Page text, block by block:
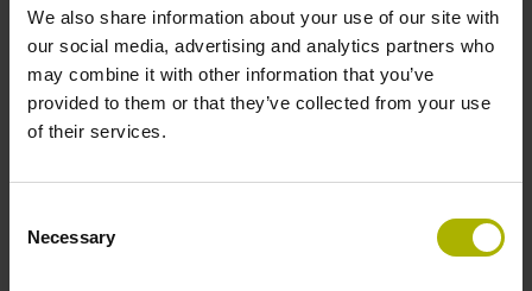
We also share information about your use of our site with
our social media, advertising and analytics partners who
may combine it with other information that you’ve
provided to them or that they’ve collected from your use
of their services.
Selection
Necessary
Mehr erfahren